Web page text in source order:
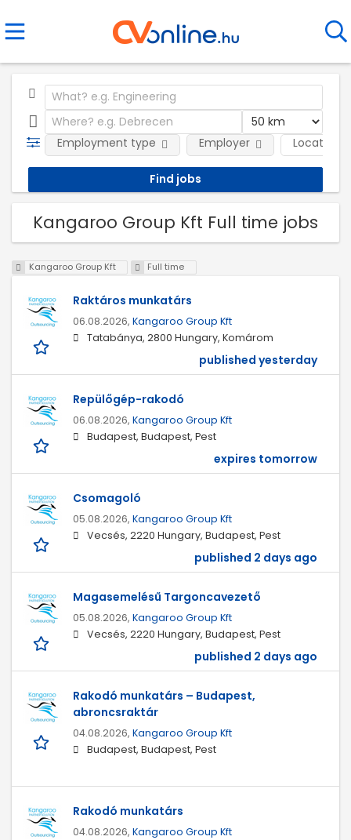
Employment type Employer Location
Kangaroo Group Kft Full time jobs
Kangaroo Group Kft Full time
Raktáros munkatárs
06.08.2026, Kangaroo Group Kft
Tatabánya, 2800 Hungary, Komárom
published yesterday
Repülőgép-rakodó
06.08.2026, Kangaroo Group Kft
Budapest, Budapest, Pest
expires tomorrow
Csomagoló
05.08.2026, Kangaroo Group Kft
Vecsés, 2220 Hungary, Budapest, Pest
published 2 days ago
Magasemelésű Targoncavezető
05.08.2026, Kangaroo Group Kft
Vecsés, 2220 Hungary, Budapest, Pest
published 2 days ago
Rakodó munkatárs – Budapest,
abroncsraktár
04.08.2026, Kangaroo Group Kft
Budapest, Budapest, Pest
Rakodó munkatárs
04.08.2026, Kangaroo Group Kft